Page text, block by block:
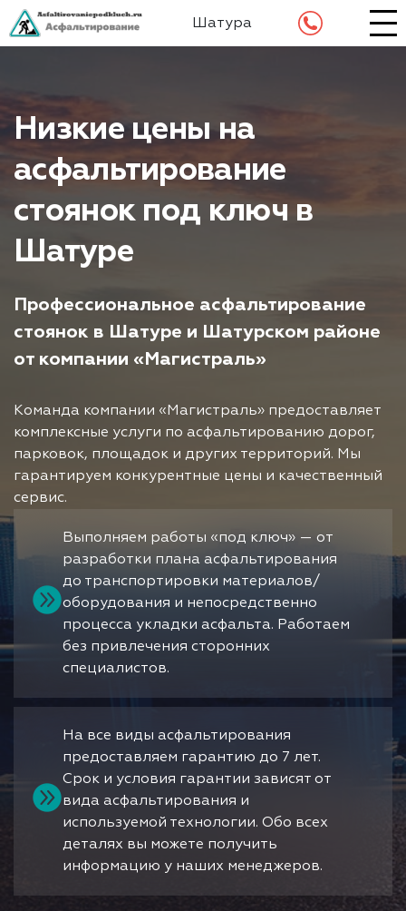
Шатура
Низкие цены на
асфальтирование
стоянок под ключ в
Шатуре
Профессиональное асфальтирование
стоянок в Шатуре и Шатурском районе
от компании «Магистраль»
Команда компании «Магистраль» предоставляет
комплексные услуги по асфальтированию дорог,
парковок, площадок и других территорий. Мы
гарантируем конкурентные цены и качественный
сервис.
Выполняем работы «под ключ» — от
разработки плана асфальтирования
до транспортировки материалов/
оборудования и непосредственно
процесса укладки асфальта. Работаем
без привлечения сторонних
специалистов.
На все виды асфальтирования
предоставляем гарантию до 7 лет.
Срок и условия гарантии зависят от
вида асфальтирования и
используемой технологии. Обо всех
деталях вы можете получить
информацию у наших менеджеров.